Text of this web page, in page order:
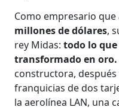
Como empresario
millones de dólares,
rey Midas:todo lo
transformado en oro.
constructora,
franquicias de dos
la aerolínea LAN, una